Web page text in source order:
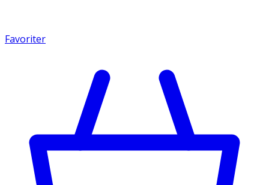
Favoriter